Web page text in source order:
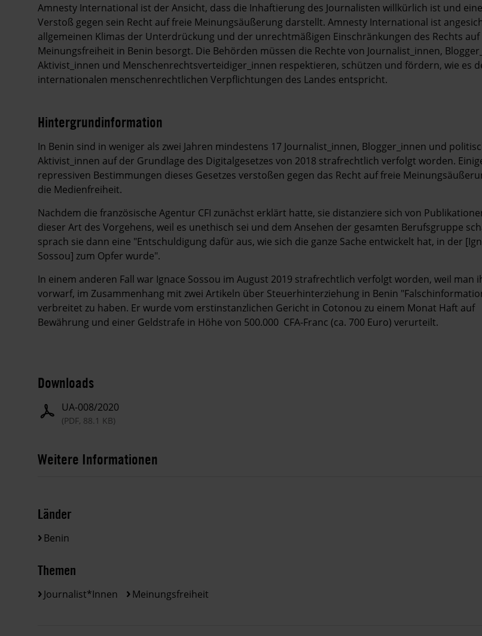
Amnesty International ist der Ansicht, dass die Inhaftierung des Journalisten willkürlich ist und
Verstoß gegen sein Recht auf freie Meinungsäußerung darstellt. Amnesty International ist
allgemeinen Klimas der Unterdrückung und der unrechtmäßigen Einschränkungen des Rechts auf
Meinungsfreiheit in Benin besorgt. Die Behörden müssen die Rechte von Journalist_innen,
Aktivist_innen und Menschenrechtsverteidiger_innen respektieren, schützen und fördern, wie es
internationalen menschenrechtlichen Verpflichtungen des Landes entspricht.
Hintergrundinformation
Hintergrund
In Benin sind in weniger als zwei Jahren mindestens 17 Journalist_innen, Blogger_innen und
Aktivist_innen auf der Grundlage des Digitalgesetzes von 2018 strafrechtlich verfolgt worden.
repressiven Bestimmungen dieses Gesetzes verstoßen gegen das Recht auf freie
die Medienfreiheit.
Nachdem die französische Agentur CFI zunächst erklärt hatte, sie distanziere sich von
dieser Art des Vorgehens, weil es unethisch sei und dem Ansehen der gesamten Berufsgruppe
sprach sie dann eine "Entschuldigung dafür aus, wie sich die ganze Sache entwickelt hat, in der
Sossou] zum Opfer wurde".
In einem anderen Fall war Ignace Sossou im August 2019 strafrechtlich verfolgt worden, weil man
vorwarf, im Zusammenhang mit zwei Artikeln über Steuerhinterziehung in Benin
verbreitet zu haben. Er wurde vom erstinstanzlichen Gericht in Cotonou zu einem Monat Haft auf
Bewährung und einer Geldstrafe in Höhe von 500.000 CFA-Franc (ca. 700 Euro) verurteilt.
Downloads
UA-008/2020
(PDF, 88.1 KB)
Weitere Informationen
Länder
Benin
Themen
Journalist*innen Meinungsfreiheit